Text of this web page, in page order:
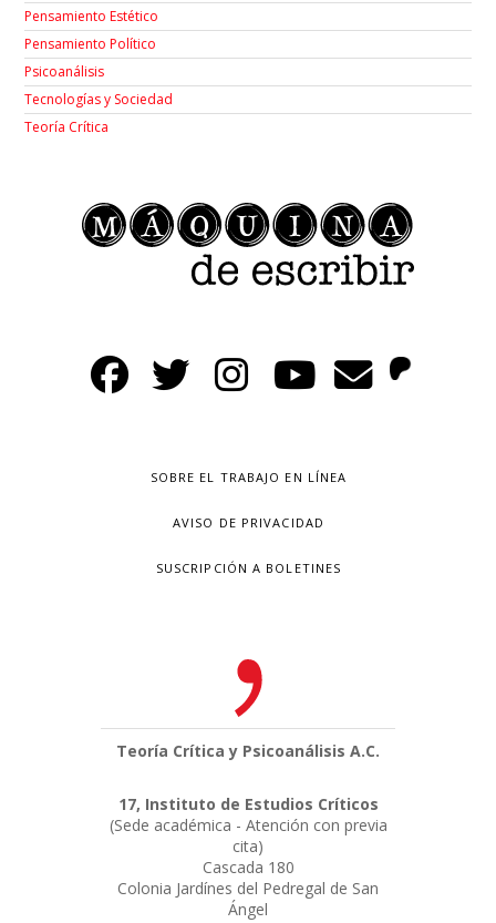
Pensamiento Estético
Pensamiento Político
Psicoanálisis
Tecnologías y Sociedad
Teoría Crítica
SOBRE EL TRABAJO EN LÍNEA
AVISO DE PRIVACIDAD
SUSCRIPCIÓN A BOLETINES
Teoría Crítica y Psicoanálisis A.C.
17, Instituto de Estudios Críticos
(Sede académica - Atención con previa
cita)
Cascada 180
Colonia Jardínes del Pedregal de San
Ángel